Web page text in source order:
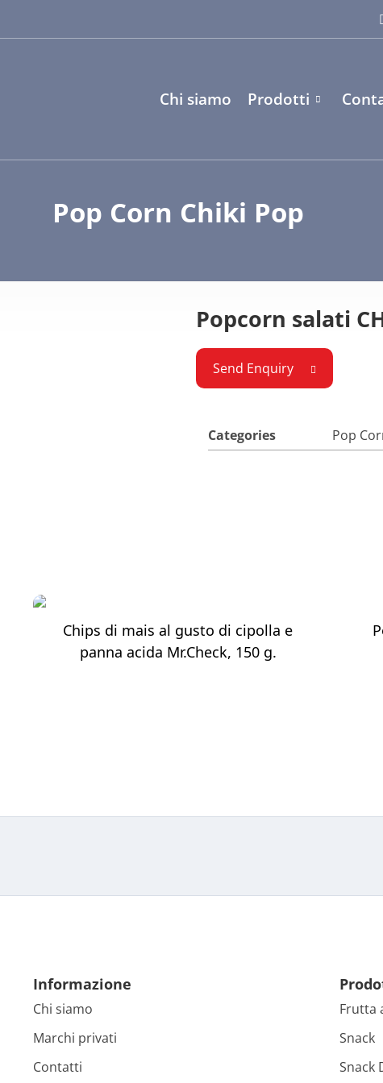
Chi siamo Prodotti
Pop Corn Chiki Pop
Popcorn salati
Send Enquiry
Categories Pop
Chips di mais al gusto di cipolla e
panna acida Mr.Check, 150 g.
Informazione
Chi siamo
Marchi privati
Contatti
Frutta
Snack
Snack